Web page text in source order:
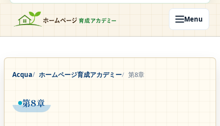
Menu
Acqua ホームページ育成アカデミー 第8章
第8章